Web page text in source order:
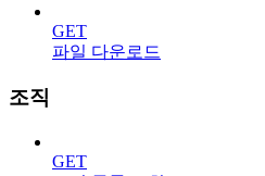
GET
파일 다운로드
조직
GET